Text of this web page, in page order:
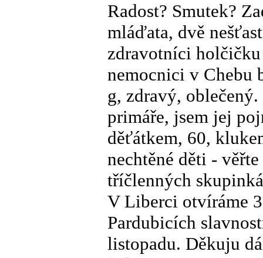
Radost? Smutek?
mláďata, dvě
zdravotníci
nemocnici v Chebu
g, zdravý,
primáře, jsem jej
děťátkem, 60,
nechtěné děti -
tříčlenných
V Liberci otvíráme
Pardubicích
listopadu. Děkuju